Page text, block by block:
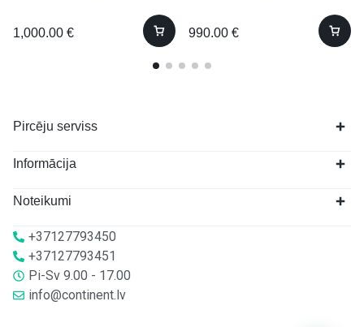
1,000.00 € 990.00 €
Pircēju serviss
Informācija
Noteikumi
+37127793450
+37127793451
Pi-Sv 9.00 - 17.00
info@continent.lv